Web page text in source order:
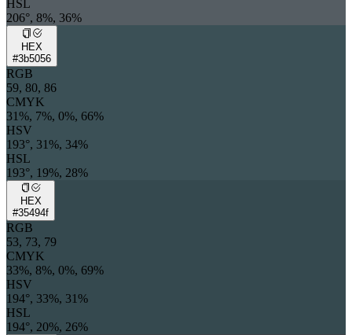
HSL
206°, 8%, 36%
HEX
#3b5056
RGB
59, 80, 86
CMYK
31%, 7%, 0%, 66%
HSV
193°, 31%, 34%
HSL
193°, 19%, 28%
HEX
#35494f
RGB
53, 73, 79
CMYK
33%, 8%, 0%, 69%
HSV
194°, 33%, 31%
HSL
194°, 20%, 26%